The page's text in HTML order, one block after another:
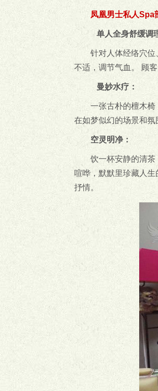
凤凰男士私人Spa
单人全身舒缓调
针对人体经络穴
不适，调节气血。 顾
曼妙水疗：
一张古朴的檀木椅
在如梦似幻的场景和氛
空灵明净：
饮一杯安静的清
喧哗，默默里珍藏人
抒情。